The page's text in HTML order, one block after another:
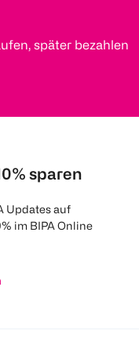
später bezahlen
sparen
Updates auf
im BIPA Online